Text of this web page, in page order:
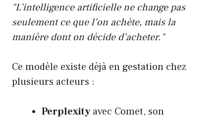
"L’intelligence artificielle ne change pas
seulement ce que l’on achète, mais la
manière dont on décide d’acheter."
Ce modèle existe déjà en gestation chez
plusieurs acteurs :
Perplexityavec Comet, son